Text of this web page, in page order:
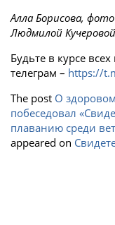
Алла Борисова,
Людмилой Кучеровой
Будьте в курсе
телеграм – https://
The post О
побеседовал
плаванию среди
appeared on